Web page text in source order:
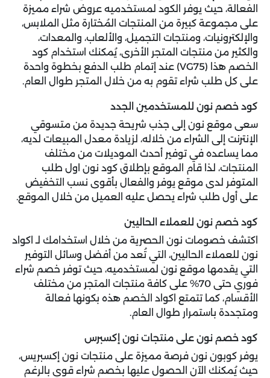
الفعالة، حيث يوفر الكود لمستخدميه عروض شراء مميزة
على مجموعة كبيرة من المنتجات المُختارة مثل الملابس،
والإلكترونيات، ومنتجات التجميل، والألعاب، والمعدات،
والكثير من منتجات المتجر الأخرى، يُمكنك استخدام كود
الخصم هذا (VG75) عند إتمام طلب الدفع بخطوة واحدة
على كل طلب شراء تقوم به من خلال المتجر طوال العام.
كود خصم نون للمستخدمين الجدد
سعى موقع نون إلى جذب شريحة جديدة من متسوقي
الإنترنت إلى الشراء من خلاله، لزيادة معدل المبيعات لديه،
مما يساعده في توفير أحدث الموديلات من مختلف
المنتجات، لذا قام الموقع بإطلاق كود نون اول طلب
المتوفر لدى موقع يوفر والفعال بأقوى نسب التخفيض
على أول طلب شراء يحصل عليه العميل من خلال الموقع.
كود خصم نون للعملاء الحاليين
اكتشف خصومات نون الحصرية من خلال استخدامك لـ اكواد
نون للعملاء الحاليين، التي تُعد من أفضل وسائل التوفير
التي يقدمها موقع نون لمستخدميه، حيث توفر خصم شراء
فوري حتى 70% على كافة منتجات المتجر من مختلف
الأقسام، كما تتمتع اكواد الخصم هذه بكونها فعالة
ومتجددة باستمرار طوال العام.
كود خصم نون على منتجات نون إكسبرس
يوفر كوبون نون فرصة مميزة على منتجات نون إكسبريس،
حيث يُمكنك الآن الحصول عليها بخصم شراء قوي بالرغم